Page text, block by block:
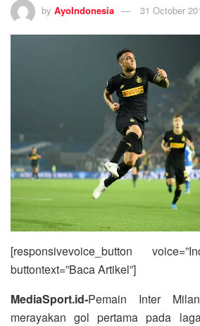
by AyoIndonesia 31 October
[responsivevoice_button
buttontext=”Baca Artikel”]
MediaSport.id-Pemain Inter
merayakan gol pertama pada